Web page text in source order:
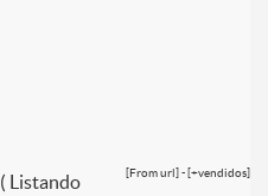
[From url] - [+vendidos]
( Listando